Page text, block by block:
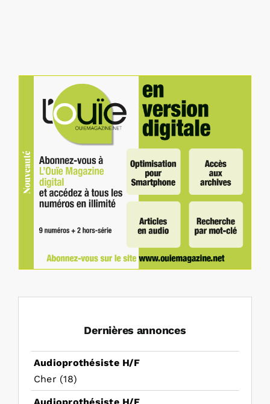
Dernières annonces
Audioprothésiste H/F
Cher (18)
Audioprothésiste H/F